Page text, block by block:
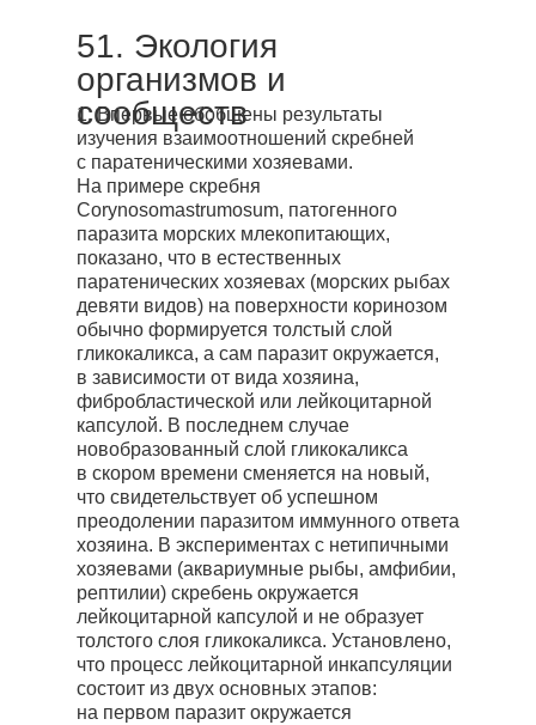
1. Впервые обобщены результаты
изучения взаимоотношений скребней
с паратеническими хозяевами.
На примере скребня
Corynosomastrumosum, патогенного
паразита морских млекопитающих,
показано, что в естественных
паратенических хозяевах (морских рыбах
девяти видов) на поверхности коринозом
обычно формируется толстый слой
гликокаликса, а сам паразит окружается,
в зависимости от вида хозяина,
фибробластической или лейкоцитарной
капсулой. В последнем случае
новобразованный слой гликокаликса
в скором времени сменяется на новый,
что свидетельствует об успешном
преодолении паразитом иммунного ответа
хозяина. В экспериментах с нетипичными
хозяевами (аквариумные рыбы, амфибии,
рептилии) скребень окружается
лейкоцитарной капсулой и не образует
толстого слоя гликокаликса. Установлено,
что процесс лейкоцитарной инкапсуляции
состоит из двух основных этапов:
на первом паразит окружается
51. Экология
организмов и
сообществ